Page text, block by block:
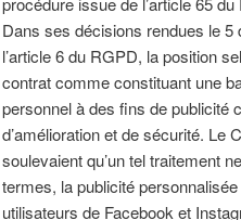
Dans ses décisions rendues le
l’article 6 du RGPD, la position
contrat comme constituant une
personnel à des fins de publicité
d’amélioration et de sécurité. Le
soulevaient qu’un tel traitement
termes, la publicité
utilisateurs de Facebook et